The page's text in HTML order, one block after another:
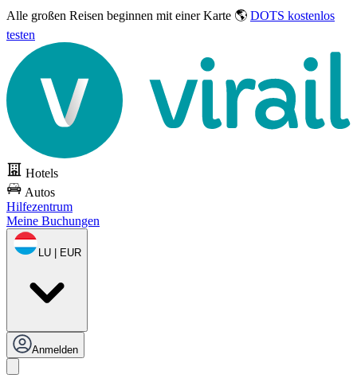
Alle großen Reisen beginnen mit einer Karte 🌎 DOTS kostenlos
testen
Hotels
Autos
Hilfezentrum
Meine Buchungen
LU | EUR
Anmelden